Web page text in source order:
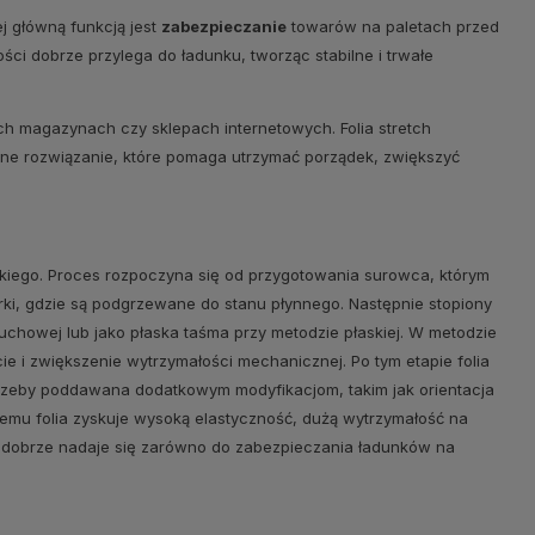
funkcją jest zabezpieczanie towarów na paletach przed
dobrze przylega do ładunku, tworząc stabilne i trwałe
magazynach czy sklepach internetowych. Folia stretch
rozwiązanie, które pomaga utrzymać porządek, zwiększyć
Proces rozpoczyna się od przygotowania surowca, którym
gdzie są podgrzewane do stanu płynnego. Następnie stopiony
lub jako płaska taśma przy metodzie płaskiej. W metodzie
i zwiększenie wytrzymałości mechanicznej. Po tym etapie folia
poddawana dodatkowym modyfikacjom, takim jak orientacja
folia zyskuje wysoką elastyczność, dużą wytrzymałość na
nadaje się zarówno do zabezpieczania ładunków na